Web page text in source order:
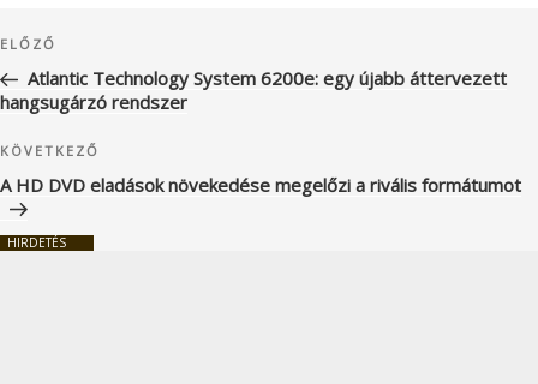
navigáció
Korábbi
bejegyzés
ELŐZŐ
Atlantic Technology System 6200e: egy újabb áttervezett
hangsugárzó rendszer
Következő
bejegyzés
KÖVETKEZŐ
A HD DVD eladások növekedése megelőzi a rivális formátumot
HIRDETÉS